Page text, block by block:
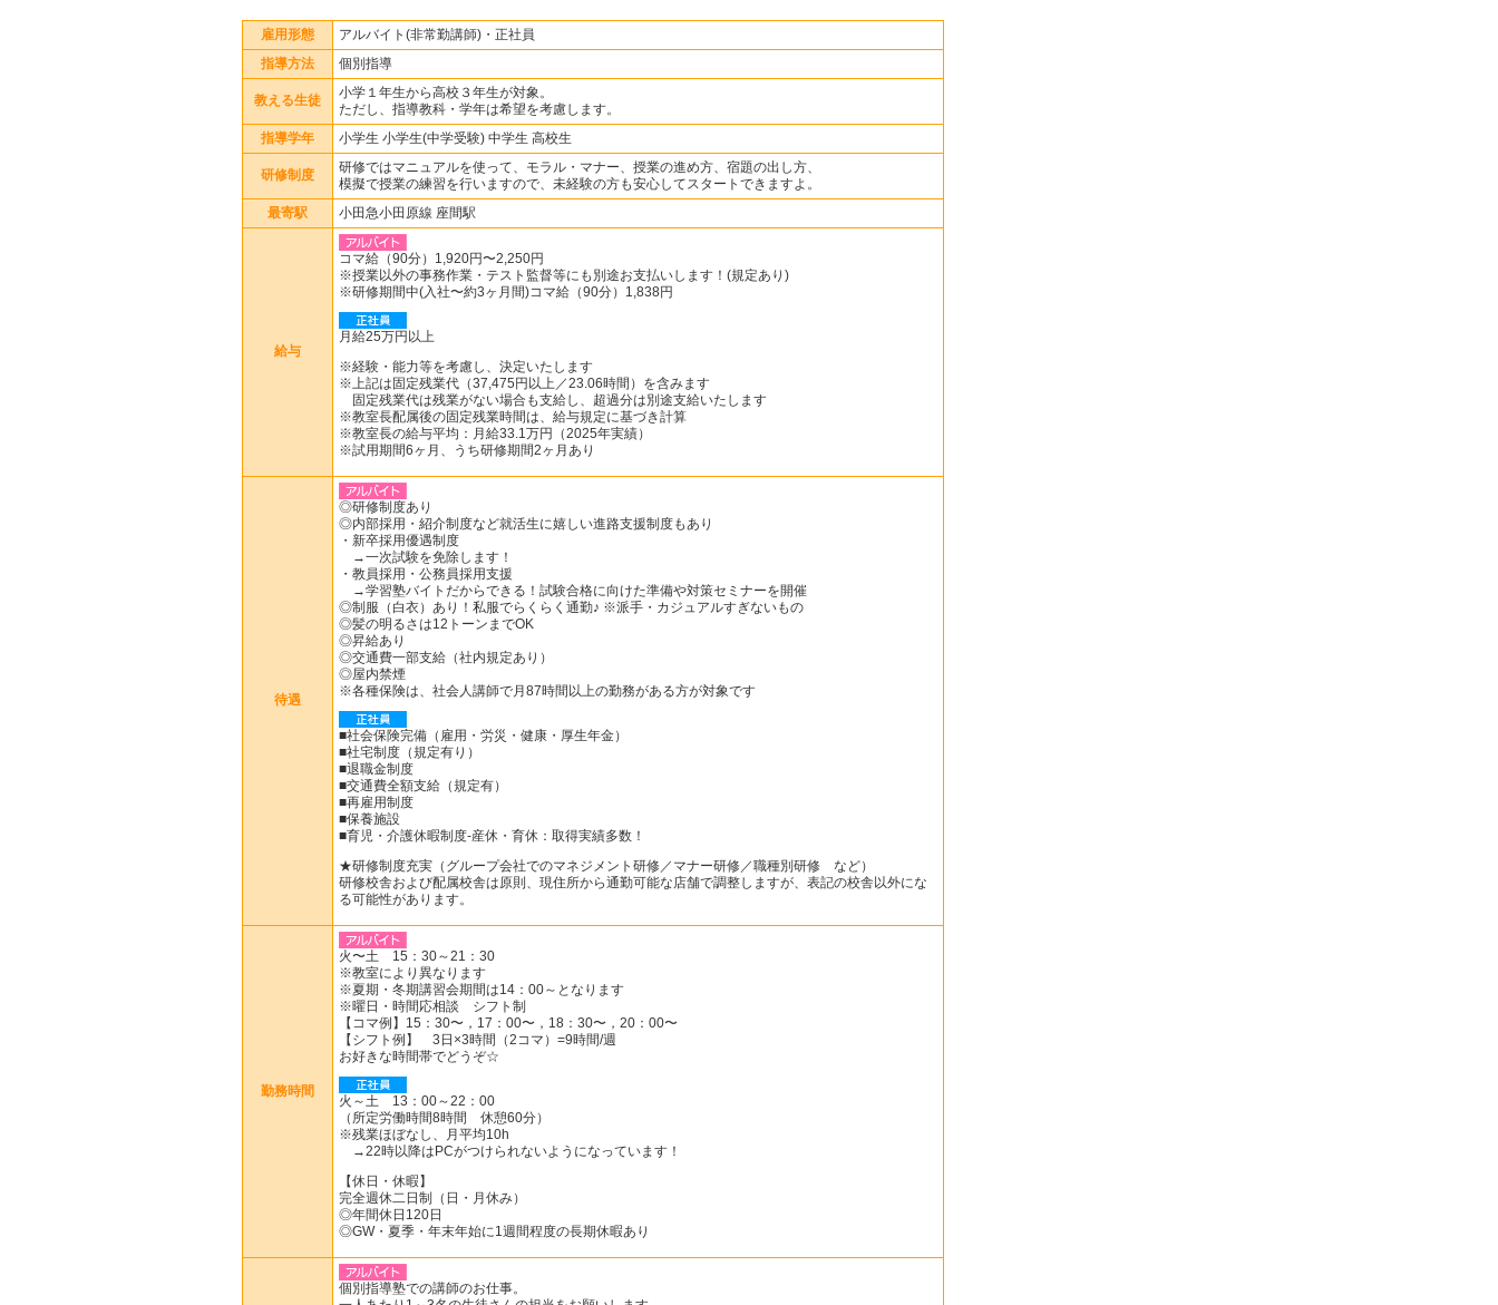
雇用形態 アルバイト(非常勤講師)・正社員
指導方法 個別指導
教える生徒
小学１年生から高校３年生が対象。
ただし、指導教科・学年は希望を考慮します。
指導学年 小学生 小学生(中学受験) 中学生 高校生
研修制度
研修ではマニュアルを使って、モラル・マナー、授業の進め方、宿題の出し方、
模擬で授業の練習を行いますので、未経験の方も安心してスタートできますよ。
最寄駅 小田急小田原線 座間駅
給与
コマ給（90分）1,920円〜2,250円
※授業以外の事務作業・テスト監督等にも別途お支払いします！(規定あり)
※研修期間中(入社〜約3ヶ月間)コマ給（90分）1,838円
月給25万円以上
※経験・能力等を考慮し、決定いたします
※上記は固定残業代（37,475円以上／23.06時間）を含みます
固定残業代は残業がない場合も支給し、超過分は別途支給いたします
※教室長配属後の固定残業時間は、給与規定に基づき計算
※教室長の給与平均：月給33.1万円（2025年実績）
※試用期間6ヶ月、うち研修期間2ヶ月あり
待遇
◎研修制度あり
◎内部採用・紹介制度など就活生に嬉しい進路支援制度もあり
・新卒採用優遇制度
→一次試験を免除します！
・教員採用・公務員採用支援
→学習塾バイトだからできる！試験合格に向けた準備や対策セミナーを開催
◎制服（白衣）あり！私服でらくらく通勤♪ ※派手・カジュアルすぎないもの
◎髪の明るさは12トーンまでOK
◎昇給あり
◎交通費一部支給（社内規定あり）
◎屋内禁煙
※各種保険は、社会人講師で月87時間以上の勤務がある方が対象です
■社会保険完備（雇用・労災・健康・厚生年金）
■社宅制度（規定有り）
■退職金制度
■交通費全額支給（規定有）
■再雇用制度
■保養施設
■育児・介護休暇制度-産休・育休：取得実績多数！
★研修制度充実（グループ会社でのマネジメント研修／マナー研修／職種別研修 など）
研修校舎および配属校舎は原則、現住所から通勤可能な店舗で調整しますが、表記の校舎以外にな
る可能性があります。
勤務時間
火〜土 15：30～21：30
※教室により異なります
※夏期・冬期講習会期間は14：00～となります
※曜日・時間応相談 シフト制
【コマ例】15：30〜，17：00〜，18：30〜，20：00〜
【シフト例】 3日×3時間（2コマ）=9時間/週
お好きな時間帯でどうぞ☆
火～土 13：00～22：00
（所定労働時間8時間 休憩60分）
※残業ほぼなし、月平均10h
→22時以降はPCがつけられないようになっています！
【休日・休暇】
完全週休二日制（日・月休み）
◎年間休日120日
◎GW・夏季・年末年始に1週間程度の長期休暇あり
個別指導塾での講師のお仕事。